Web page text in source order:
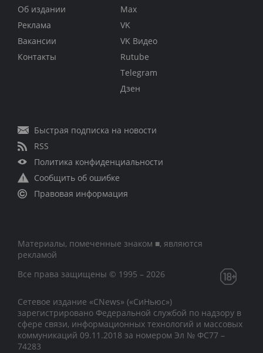
Об издании
Реклама
Вакансии
Контакты
Max
VK
VK Видео
Rutube
Telegram
Дзен
Быстрая подписка на новости
RSS
Политика конфиденциальности
Сообщить об ошибке
Правовая информация
Материалы, помеченные знаком ■, являются
рекламой
Все права защищены © 1995 – 2026
Сетевое издание «CNews» («СиНьюс»)
зарегистрировано Федеральной службой по надзору в
сфере связи, информационных технологий и массовых
коммуникаций 09.11.2018 за номером Эл № ФС77 –
74283